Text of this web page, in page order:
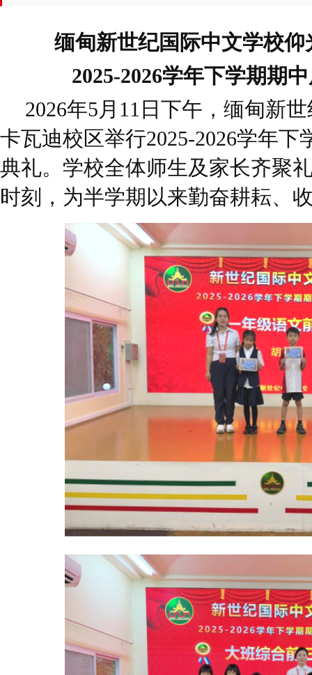
缅甸新世纪国际中文学校
2025-2026学年下学期期
2026年5月11日下午，缅甸新
卡瓦迪校区举行2025-2026学年
典礼。学校全体师生及家长齐聚
时刻，为半学期以来勤奋耕耘、